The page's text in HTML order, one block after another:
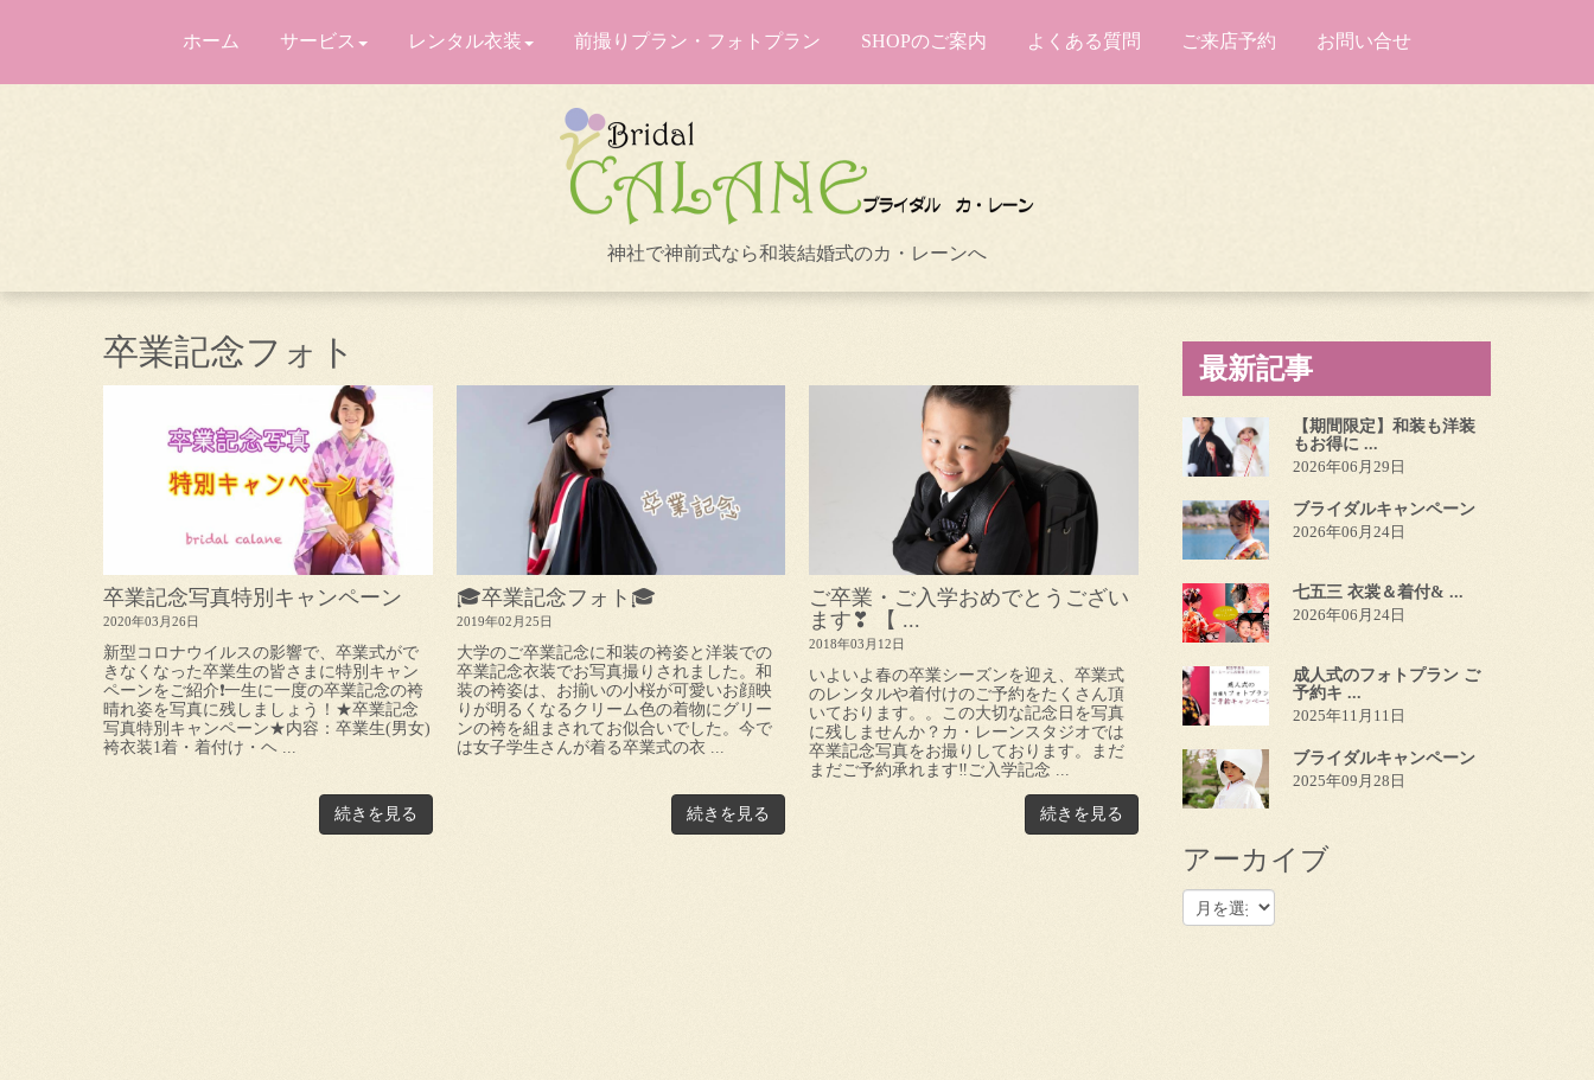
ホーム サービス レンタル衣装 前撮りプラン・フォトプラン SHOPのご案内 よくある質問 ご来店予約 お問い合せ
神社で神前式なら和装結婚式のカ・レーンへ
卒業記念フォト
卒業記念写真特別キャンペーン
2020年03月26日
新型コロナウイルスの影響で、卒業式がで
きなくなった卒業生の皆さまに特別キャン
ペーンをご紹介❗️一生に一度の卒業記念の袴
晴れ姿を写真に残しましょう！★卒業記念
写真特別キャンペーン★内容：卒業生(男女)
袴衣装1着・着付け・ヘ ...
続きを見る
🎓卒業記念フォト🎓
2019年02月25日
大学のご卒業記念に和装の袴姿と洋装での
卒業記念衣装でお写真撮りされました。和
装の袴姿は、お揃いの小桜が可愛いお顔映
りが明るくなるクリーム色の着物にグリー
ンの袴を組まされてお似合いでした。今で
は女子学生さんが着る卒業式の衣 ...
続きを見る
ご卒業・ご入学おめでとうござい
ます❣ 【 ...
2018年03月12日
いよいよ春の卒業シーズンを迎え、卒業式
のレンタルや着付けのご予約をたくさん頂
いております。。この大切な記念日を写真
に残しませんか？カ・レーンスタジオでは
卒業記念写真をお撮りしております。まだ
まだご予約承れます‼ご入学記念 ...
続きを見る
最新記事
【期間限定】和装も洋装
もお得に ...
2026年06月29日
ブライダルキャンペーン
2026年06月24日
七五三 衣裳＆着付& ...
2026年06月24日
成人式のフォトプラン ご
予約キ ...
2025年11月11日
ブライダルキャンペーン
2025年09月28日
アーカイブ